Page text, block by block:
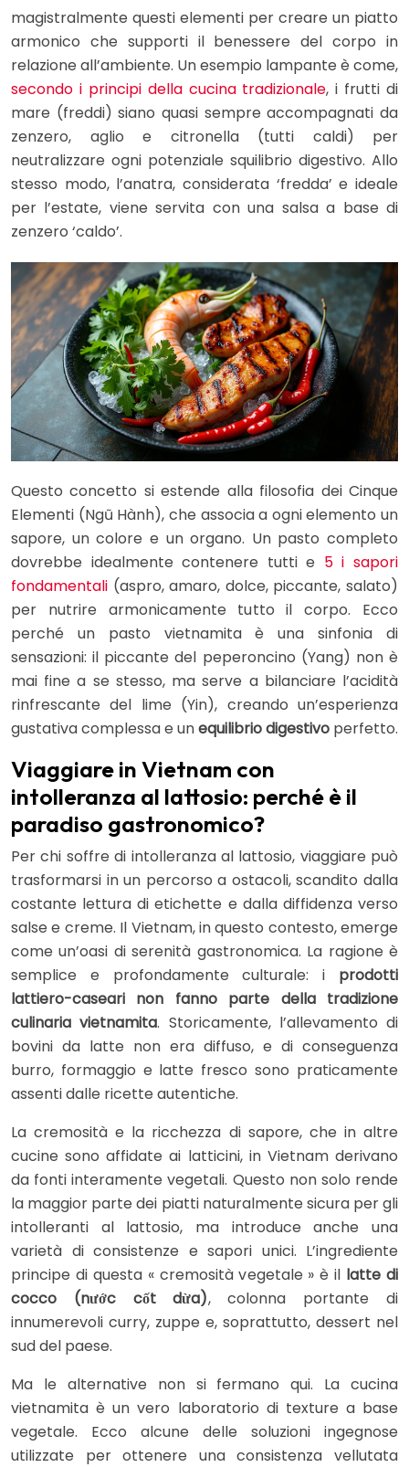
magistralmente questi elementi per creare un piatto
armonico che supporti il benessere del corpo in
relazione all’ambiente. Un esempio lampante è come,
secondo i principi della cucina tradizionale, i frutti di
mare (freddi) siano quasi sempre accompagnati da
zenzero, aglio e citronella (tutti caldi) per
neutralizzare ogni potenziale squilibrio digestivo. Allo
stesso modo, l’anatra, considerata ‘fredda’ e ideale
per l’estate, viene servita con una salsa a base di
zenzero ‘caldo’.
Questo concetto si estende alla filosofia dei Cinque
Elementi (Ngũ Hành), che associa a ogni elemento un
sapore, un colore e un organo. Un pasto completo
dovrebbe idealmente contenere tutti e 5 i sapori
fondamentali (aspro, amaro, dolce, piccante, salato)
per nutrire armonicamente tutto il corpo. Ecco
perché un pasto vietnamita è una sinfonia di
sensazioni: il piccante del peperoncino (Yang) non è
mai fine a se stesso, ma serve a bilanciare l’acidità
rinfrescante del lime (Yin), creando un’esperienza
gustativa complessa e unequilibrio digestivo perfetto.
Viaggiare in Vietnam con
intolleranza al lattosio: perché è il
paradiso gastronomico?
Per chi soffre di intolleranza al lattosio, viaggiare può
trasformarsi in un percorso a ostacoli, scandito dalla
costante lettura di etichette e dalla diffidenza verso
salse e creme. Il Vietnam, in questo contesto, emerge
come un’oasi di serenità gastronomica. La ragione è
semplice e profondamente culturale: i prodotti
lattiero-caseari non fanno parte della tradizione
culinaria vietnamita. Storicamente, l’allevamento di
bovini da latte non era diffuso, e di conseguenza
burro, formaggio e latte fresco sono praticamente
assenti dalle ricette autentiche.
La cremosità e la ricchezza di sapore, che in altre
cucine sono affidate ai latticini, in Vietnam derivano
da fonti interamente vegetali. Questo non solo rende
la maggior parte dei piatti naturalmente sicura per gli
intolleranti al lattosio, ma introduce anche una
varietà di consistenze e sapori unici. L’ingrediente
principe di questa « cremosità vegetale » è il latte di
cocco (nước cốt dừa), colonna portante di
innumerevoli curry, zuppe e, soprattutto, dessert nel
sud del paese.
Ma le alternative non si fermano qui. La cucina
vietnamita è un vero laboratorio di texture a base
vegetale. Ecco alcune delle soluzioni ingegnose
utilizzate per ottenere una consistenza vellutata